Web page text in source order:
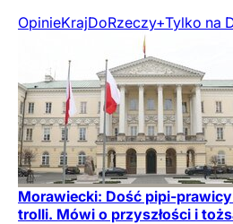
OpinieKrajDoRzeczy+Tylko na
Morawiecki: Dość pipi-
trolli. Mówi o przyszłości i